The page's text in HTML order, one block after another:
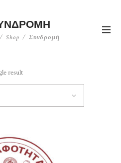
Shop Συνδρομή
result